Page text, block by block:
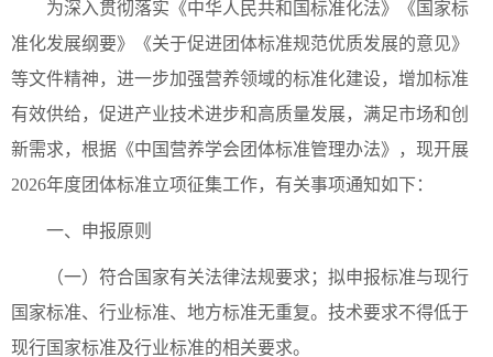
为深入贯彻落实《中华人民共和国标准化法》《国家标
准化发展纲要》《关于促进团体标准规范优质发展的意见》
等文件精神，进一步加强营养领域的标准化建设，增加标准
有效供给，促进产业技术进步和高质量发展，满足市场和创
新需求，根据《中国营养学会团体标准管理办法》，现开展
2026年度团体标准立项征集工作，有关事项通知如下：
一、申报原则
（一）符合国家有关法律法规要求；拟申报标准与现行
国家标准、行业标准、地方标准无重复。技术要求不得低于
现行国家标准及行业标准的相关要求。